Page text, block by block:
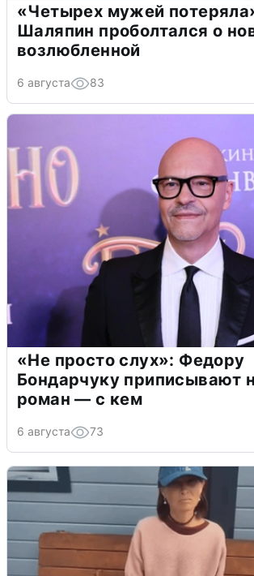
«Четырех мужей
Шаляпин проболтался о
возлюбленной
6 августа 83
«Не просто слух»: Федору
Бондарчуку приписывают
роман — с кем
6 августа 73